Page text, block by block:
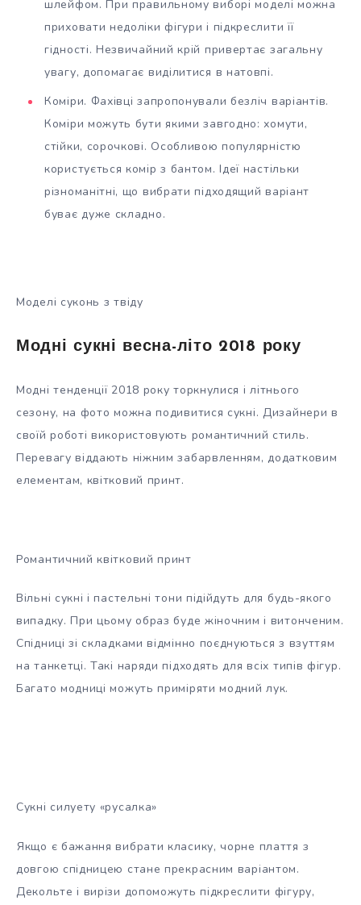
шлейфом. При правильному виборі моделі можна
приховати недоліки фігури і підкреслити її
гідності. Незвичайний крій привертає загальну
увагу, допомагає виділитися в натовпі.
Коміри. Фахівці запропонували безліч варіантів.
Коміри можуть бути якими завгодно: хомути,
стійки, сорочкові. Особливою популярністю
користується комір з бантом. Ідеї настільки
різноманітні, що вибрати підходящий варіант
буває дуже складно.
Моделі суконь з твіду
Модні сукні весна-літо 2018 року
Модні тенденції 2018 року торкнулися і літнього
сезону, на фото можна подивитися сукні. Дизайнери в
своїй роботі використовують романтичний стиль.
Перевагу віддають ніжним забарвленням, додатковим
елементам, квітковий принт.
Романтичний квітковий принт
Вільні сукні і пастельні тони підійдуть для будь-якого
випадку. При цьому образ буде жіночним і витонченим.
Спідниці зі складками відмінно поєднуються з взуттям
на танкетці. Такі наряди підходять для всіх типів фігур.
Багато модниці можуть приміряти модний лук.
Сукні силуету «русалка»
Якщо є бажання вибрати класику, чорне плаття з
довгою спідницею стане прекрасним варіантом.
Декольте і вирізи допоможуть підкреслити фігуру,